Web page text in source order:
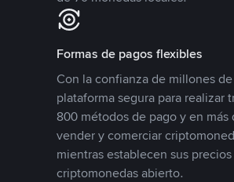
Formas de pagos flexibles
Con la confianza de millones
plataforma segura para realizar
800 métodos de pago y en
vender y comerciar
mientras establecen sus
criptomonedas abierto.